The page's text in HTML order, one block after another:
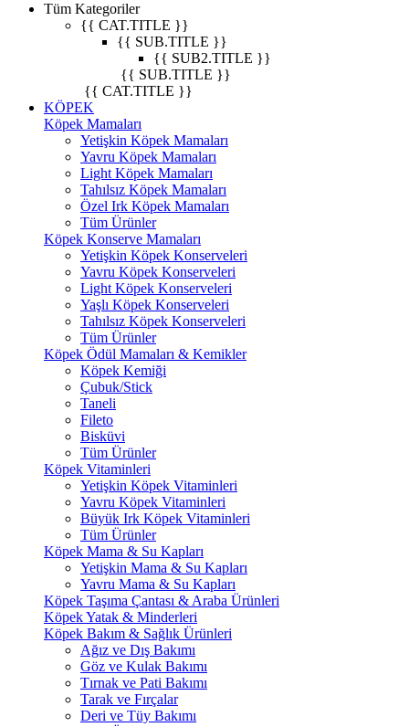
Tüm Kategoriler
{{ CAT.TITLE }}
{{ SUB.TITLE }}
{{ SUB2.TITLE }}
{{ SUB.TITLE }}
{{ CAT.TITLE }}
KÖPEK
Köpek Mamaları
Yetişkin Köpek Mamaları
Yavru Köpek Mamaları
Light Köpek Mamaları
Tahılsız Köpek Mamaları
Özel Irk Köpek Mamaları
Tüm Ürünler
Köpek Konserve Mamaları
Yetişkin Köpek Konserveleri
Yavru Köpek Konserveleri
Light Köpek Konserveleri
Yaşlı Köpek Konserveleri
Tahılsız Köpek Konserveleri
Tüm Ürünler
Köpek Ödül Mamaları & Kemikler
Köpek Kemiği
Çubuk/Stick
Taneli
Fileto
Bisküvi
Tüm Ürünler
Köpek Vitaminleri
Yetişkin Köpek Vitaminleri
Yavru Köpek Vitaminleri
Büyük Irk Köpek Vitaminleri
Tüm Ürünler
Köpek Mama & Su Kapları
Yetişkin Mama & Su Kapları
Yavru Mama & Su Kapları
Köpek Taşıma Çantası & Araba Ürünleri
Köpek Yatak & Minderleri
Köpek Bakım & Sağlık Ürünleri
Ağız ve Dış Bakımı
Göz ve Kulak Bakımı
Tırnak ve Pati Bakımı
Tarak ve Fırçalar
Deri ve Tüy Bakımı